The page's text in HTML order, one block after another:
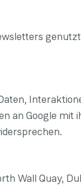
an Google mit
Wall Quay,